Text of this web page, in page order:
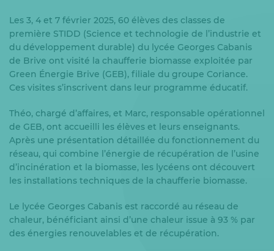
Les 3, 4 et 7 février 2025, 60 élèves des classes de
première STIDD (Science et technologie de l’industrie et
du développement durable) du lycée Georges Cabanis
de Brive ont visité la chaufferie biomasse exploitée par
Green Énergie Brive (GEB), filiale du groupe Coriance.
Ces visites s’inscrivent dans leur programme éducatif.
Théo, chargé d’affaires, et Marc, responsable opérationnel
de GEB, ont accueilli les élèves et leurs enseignants.
Après une présentation détaillée du fonctionnement du
réseau, qui combine l’énergie de récupération de l’usine
d’incinération et la biomasse, les lycéens ont découvert
les installations techniques de la chaufferie biomasse.
Le lycée Georges Cabanis est raccordé au réseau de
chaleur, bénéficiant ainsi d’une chaleur issue à 93 % par
des énergies renouvelables et de récupération.